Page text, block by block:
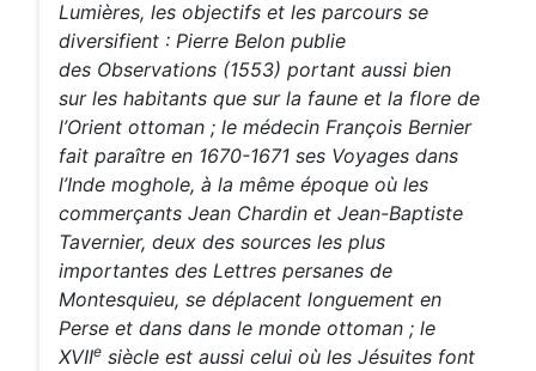
Lumières, les objectifs et les parcours se
diversifient : Pierre Belon publie
des Observations (1553) portant aussi bien
sur les habitants que sur la faune et la flore de
l’Orient ottoman ; le médecin François Bernier
fait paraître en 1670-1671 ses Voyages dans
l’Inde moghole, à la même époque où les
commerçants Jean Chardin et Jean-Baptiste
Tavernier, deux des sources les plus
importantes des Lettres persanes de
Montesquieu, se déplacent longuement en
Perse et dans dans le monde ottoman ; le
XVIIe siècle est aussi celui où les Jésuites font